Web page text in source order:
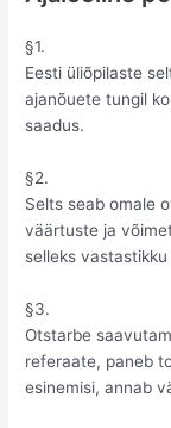
§1.
Eesti üliõpilaste
ajanõuete tungil
saadus.
§2.
Selts seab omale
väärtuste ja
selleks
§3.
Otstarbe
referaate, paneb
esinemisi, annab